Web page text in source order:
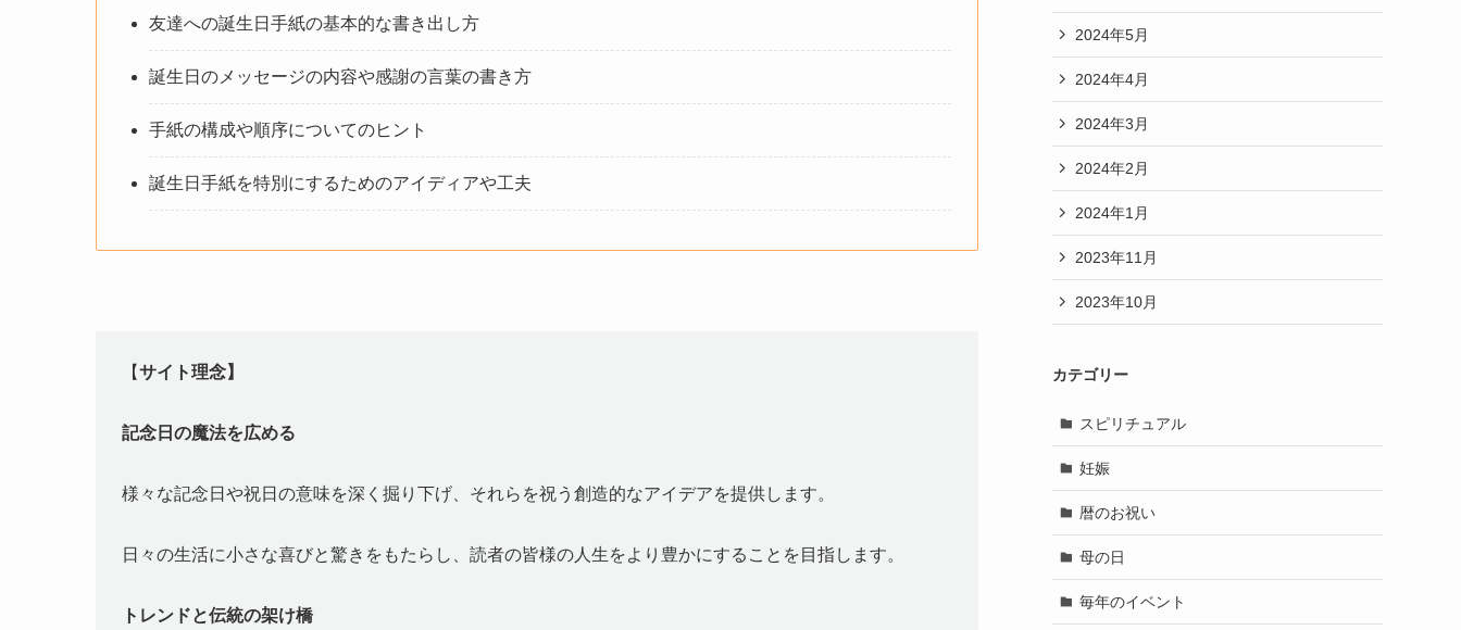
友達への誕生日手紙の基本的な書き出し方
誕生日のメッセージの内容や感謝の言葉の書き方
手紙の構成や順序についてのヒント
誕生日手紙を特別にするためのアイディアや工夫
【サイト理念】
記念日の魔法を広める
様々な記念日や祝日の意味を深く掘り下げ、それらを祝う創造的なアイデアを提供します。
日々の生活に小さな喜びと驚きをもたらし、読者の皆様の人生をより豊かにすることを目指します。
トレンドと伝統の架け橋
2024年5月
2024年4月
2024年3月
2024年2月
2024年1月
2023年11月
2023年10月
カテゴリー
スピリチュアル
妊娠
暦のお祝い
母の日
毎年のイベント